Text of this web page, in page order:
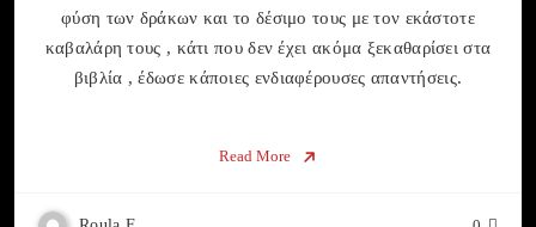
φύση των δράκων και το δέσιμο τους με τον εκάστοτε
καβαλάρη τους , κάτι που δεν έχει ακόμα ξεκαθαρίσει στα
βιβλία , έδωσε κάποιες ενδιαφέρουσες απαντήσεις.
Read More